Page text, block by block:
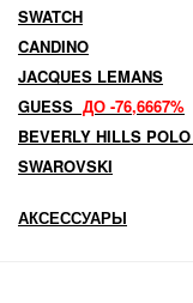
SWATCH
CANDINO
JACQUES LEMANS
GUESS ДО -76,6667%
BEVERLY HILLS
SWAROVSKI
АКСЕССУАРЫ